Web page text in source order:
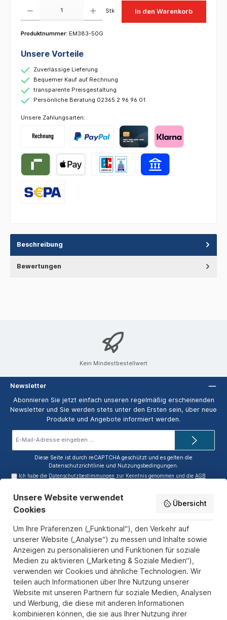
Stk In den Warenkorb
Produktnummer: EM383-50G
Unsere Vorteile
Zuverlässige Lieferung
Bequemer Kauf auf Rechnung
transparente Preisgestaltung
Persönliche Beratung 02365 2 96 96 01
Unsere Zahlungsarten:
Beschreibung
Bewertungen
Kein Mindestbestellwert
Newsletter
Abonnieren Sie jetzt einfach unseren regelmäßig erscheinenden
Newsletter und Sie werden stets unter den Ersten sein, über neue
Produkte und Angebote informiert werden.
Diese Seite ist durch reCAPTCHA geschützt und es gelten die
Datenschutzrichtlinie und Nutzungsbedingungen.
Ich habe die Datenschutzbestimmungen zur Kenntnis genommen und dieAGB
Service-Hotline
Informationen
Zahlungs- und Versandarten
Sicher Einkaufen
Über uns
Der Pokal & Vereinsbedarf Onlineshop PokalExpress in Marl ist
Ihr Spezialist für Pokale, Medaillen und Trophäen aus Glas und
Resin, mit einem Fokus auf Säulenpokalen. Unser herausragender
Kundenservice zeichnet sich durch Schnelligkeit und
Unsere Website verwendet
Cookies
Übersicht
Um Ihre Präferenzen („Funktional“), den Verkehr auf
unserer Website („Analyse“) zu messen und Inhalte sowie
Anzeigen zu personalisieren und Funktionen für soziale
Medien zu aktivieren („Marketing & Soziale Medien“),
verwenden wir Cookies und ähnliche Technologien. Wir
teilen auch Informationen über Ihre Nutzung unserer
Website mit unseren Partnern für soziale Medien, Analysen
und Werbung, die diese mit anderen Informationen
kombinieren können, die sie aus Ihrer Nutzung ihrer